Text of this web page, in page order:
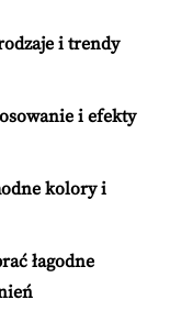
i trendy
i efekty
kolory i
łagodne